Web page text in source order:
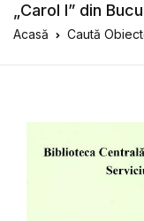
„Carol I” din
Acasă Caută